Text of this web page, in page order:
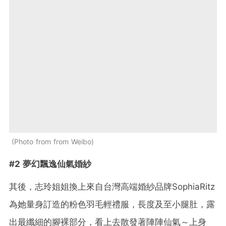
Photo from from Weibo
#2 夢幻飄逸仙氣婚紗
其後，志玲姐姐換上來自台灣高端婚紗品牌SophiaRitz
為她量身訂造的粉色羽毛輕禮服，長度及至小腿肚，露
出最纖細的腳裸部分，看上去散發著陣陣仙氣～上身